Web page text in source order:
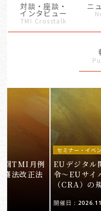
対談・座談・
インタビュー
TMI Crosstalk
ニ
回TMI月例
護法改正法
セミナー・イベ
EUデジタル
令〜EUサイ
（CRA）の
開催日：